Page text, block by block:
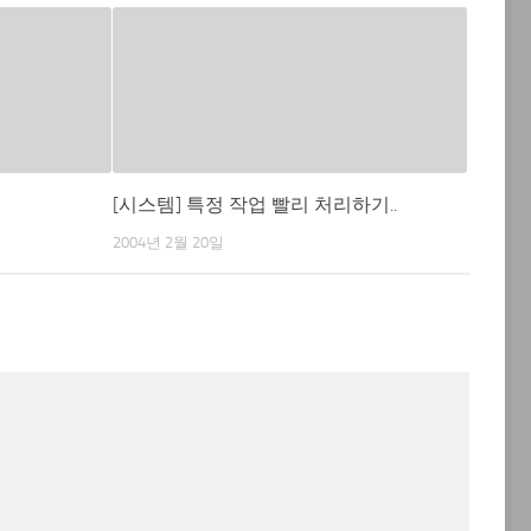
[시스템] 특정 작업 빨리 처리하기..
2004년 2월 20일